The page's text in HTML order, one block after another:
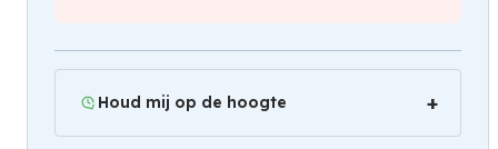
Houd mij op de hoogte